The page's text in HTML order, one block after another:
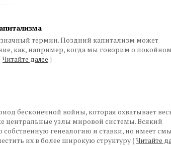
термин. Поздний капитализм может
как, например, когда мы говорим о покойном
Читайте далее }
бесконечной войны, которая охватывает
центральные узлы мировой системы. Всякий
генеалогию и ставки, но имеет
их в более широкую структуру { Читайте